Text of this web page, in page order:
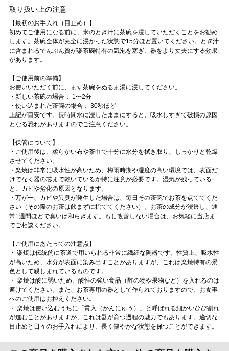
取り扱い上の注意
【最初のお手入れ（目止め）】
初めてご使用になる前に、米のとぎ汁に茶碗を浸していただくことをお勧め
します。茶碗全体が完全に浸かった状態で15分ほど置いてください。とぎ汁
に含まれるでんぷん質が楽茶碗特有の気泡を塞ぎ、器をより丈夫にする効果
があります。
【ご使用前の準備】
お使いいただく前に、まず茶碗をぬるま湯に浸してください。
・新しい茶碗の場合： 1〜2分
・使い込まれた茶碗の場合： 30秒ほど
上記が目安です。長時間水に浸したままにすると、吸水しすぎて破損の原因
となる恐れがありますのでご注意ください。
【保管について】
・ご使用後は、柔らかい布や茶巾で十分に水分を拭き取り、しっかりと乾燥
させてください。
・楽焼は非常に吸水性が高いため、梅雨時期や湿度の高い環境では、表面だ
けでなく器の芯まで乾いているか特に注意が必要です。湿気が残っている
と、カビや劣化の原因となります。
・万が一、カビや異臭が発生した場合は、毎日その茶碗でお茶を点ててくだ
さい（その際のお茶は飲まずに捨ててください）。お茶の成分が浸透し、通
常1週間ほどで臭いは和らぎます。もし改善しない場合は、お気軽に当店ま
でご相談ください。
【ご使用にあたっての注意点】
・ 楽焼は伝統的に茶道で用いられる非常に繊細な陶器です。性質上、吸水性
が高いため、水分が表面に染み出すことがありますが、これは楽焼特有の景
色として親しまれているものです。
・ 楽焼は酸に弱いため、酸性の強い食品（酢の物や果物など）を入れるのは
避けてください。また、お茶専用の器として作られておりますので、お食事
へのご使用はお控えください。
・ 楽焼は使い込むうちに「貫入（かんにゅう）」と呼ばれる細かいひび割れ
が進むことがありますが、これは器が育つ過程の魅力でもあります。適切な
目止めと日々のお手入れにより、長く健やかな状態を保つことができます。